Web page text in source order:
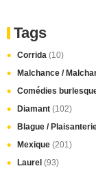
Tags
Corrida (10)
Malchance /
Comédies
Diamant (102)
Blague /
Mexique (201)
Laurel (93)